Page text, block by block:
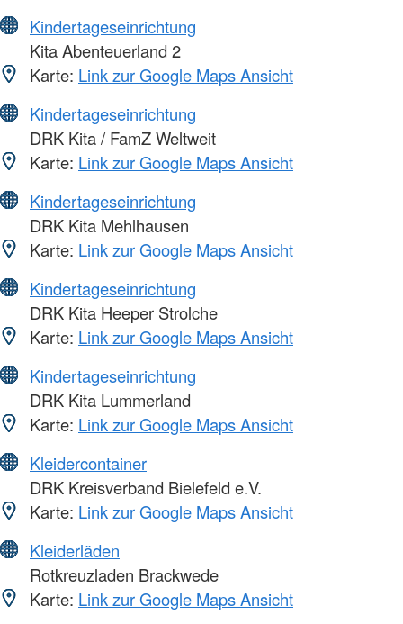
Kindertageseinrichtung
Kita Abenteuerland 2
Karte: Link zur Google Maps Ansicht
Kindertageseinrichtung
DRK Kita / FamZ Weltweit
Karte: Link zur Google Maps Ansicht
Kindertageseinrichtung
DRK Kita Mehlhausen
Karte: Link zur Google Maps Ansicht
Kindertageseinrichtung
DRK Kita Heeper Strolche
Karte: Link zur Google Maps Ansicht
Kindertageseinrichtung
DRK Kita Lummerland
Karte: Link zur Google Maps Ansicht
Kleidercontainer
DRK Kreisverband Bielefeld e.V.
Karte: Link zur Google Maps Ansicht
Kleiderläden
Rotkreuzladen Brackwede
Karte: Link zur Google Maps Ansicht